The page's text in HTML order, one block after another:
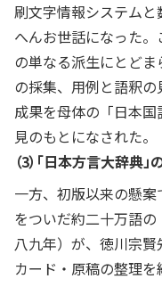
刷文字情報システム
へんお世話になった。
の単なる派生にとど
の採集、用例と語釈
成果を母体の「日本
見のもとになされた。
（3）「日本方言大辞典」
一方、初版以来の懸
をついだ約二十万語
八九年）が、徳川宗
カード・原稿の整理